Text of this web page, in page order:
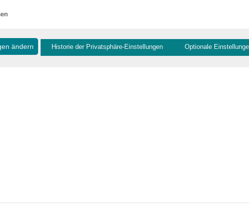
ändern Historie der Privatsphäre-Einstellungen Optionale